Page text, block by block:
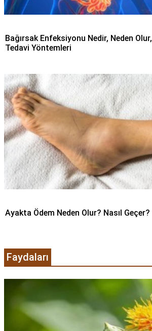
Bağırsak Enfeksiyonu Nedir, Neden
Tedavi Yöntemleri
Ayakta Ödem Neden Olur? Nasıl Geçer?
Faydaları